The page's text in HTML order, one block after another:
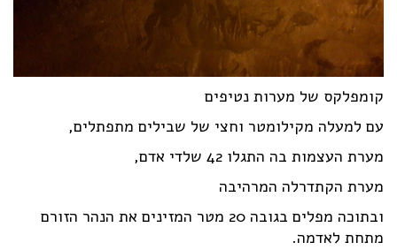
קומפלקס של מערות נטיפים
עם למעלה מקילומטר וחצי של שבילים מתפתלים,
מערת העצמות בה התגלו 42 שלדי אדם,
מערת הקתדרלה המרהיבה
ובתוכה מפלים בגובה 20 מטר המזינים את הנהר הזורם
מתחת לאדמה.